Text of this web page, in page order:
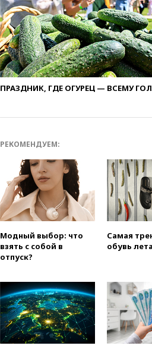
ПРАЗДНИК, ГДЕ ОГУРЕЦ — ВСЕМУ
РЕКОМЕНДУЕМ:
Модный выбор: что
взять с собой в
отпуск?
Самая
обувь